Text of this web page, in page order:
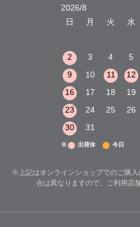
2026/8
日
月 火 水
2
3 4 5
9
10 11 12
16
17 18 19
23
24 25 26
30
31
※ 出荷休 今日
※上記はオンラインショップでのご購
合は異なりますので、ご利用店